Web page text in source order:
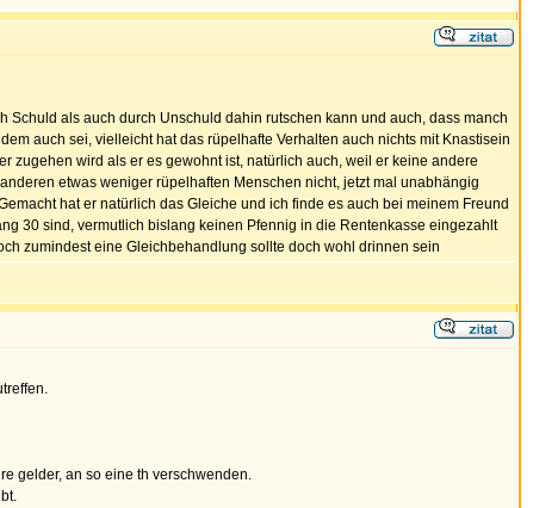
Schuld als auch durch Unschuld dahin rutschen kann und auch, dass manch
auch sei, vielleicht hat das rüpelhafte Verhalten auch nichts mit Knastisein
zugehen wird als er es gewohnt ist, natürlich auch, weil er keine andere
etwas weniger rüpelhaften Menschen nicht, jetzt mal unabhängig
hat er natürlich das Gleiche und ich finde es auch bei meinem Freund
30 sind, vermutlich bislang keinen Pfennig in die Rentenkasse eingezahlt
zumindest eine Gleichbehandlung sollte doch wohl drinnen sein
gelder, an so eine th verschwenden.